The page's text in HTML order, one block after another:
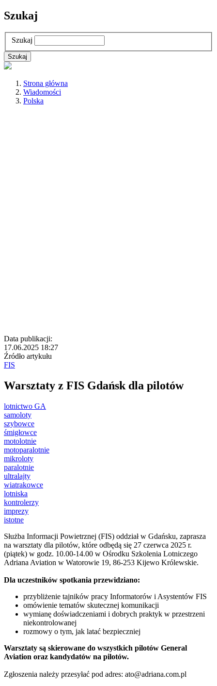
Szukaj
Szukaj
Strona główna
Wiadomości
Polska
Data publikacji:
17.06.2025 18:27
Źródło artykułu
FIS
Warsztaty z FIS Gdańsk dla pilotów
lotnictwo GA
samoloty
szybowce
śmigłowce
motolotnie
motoparalotnie
mikroloty
paralotnie
ultralajty
wiatrakowce
lotniska
kontrolerzy
imprezy
istotne
Służba Informacji Powietrznej (FIS) oddział w Gdańsku, zaprasza
na warsztaty dla pilotów, które odbędą się 27 czerwca 2025 r.
(piątek) w godz. 10.00-14.00 w Ośrodku Szkolenia Lotniczego
Adriana Aviation w Watorowie 19, 86-253 Kijewo Królewskie.
Dla uczestników spotkania przewidziano:
przybliżenie tajników pracy Informatorów i Asystentów FIS
omówienie tematów skutecznej komunikacji
wymianę doświadczeniami i dobrych praktyk w przestrzeni
niekontrolowanej
rozmowy o tym, jak latać bezpieczniej
Warsztaty są skierowane do wszystkich pilotów General
Aviation oraz kandydatów na pilotów.
Zgłoszenia należy przesyłać pod adres: ato@adriana.com.pl